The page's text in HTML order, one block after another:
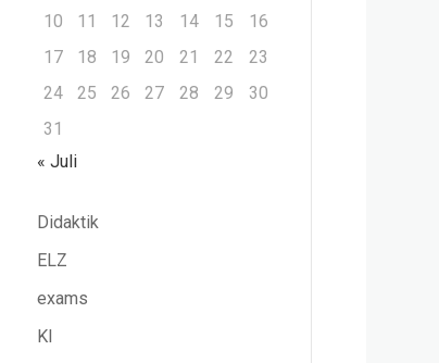
10
11 12 13 14 15
16
17
18 19 20 21 22
23
24
25 26 27 28 29
30
31
« Juli
Didaktik
ELZ
exams
KI